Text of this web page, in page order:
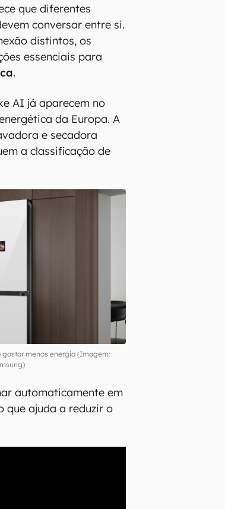
que diferentes
conversar entre si.
distintos, os
essenciais para
.
AI já aparecem no
da Europa. A
e secadora
a classificação de
gastar menos energia (Imagem:
automaticamente em
que ajuda a reduzir o